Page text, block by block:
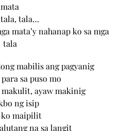
mata
tala…
mata’y nahanap ko sa mga
tala
mabilis ang pagyanig
sa puso mo
makulit, ayaw makinig
ng isip
maipilit
na sa langit